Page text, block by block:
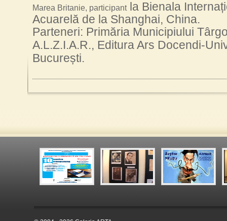
Marea Britanie, participantla Bienala
Acuarelă de la Shanghai, China.
Parteneri: Primăria Municipiului
A.L.Z.I.A.R., Editura Ars Docendi-
București.